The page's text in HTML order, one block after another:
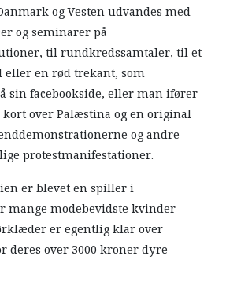
og Vesten udvandes med
og seminarer på
til rundkredssamtaler, til et
en rød trekant, som
sin facebookside, eller man ifører
over Palæstina og en original
og andre
protestmanifestationer.
er blevet en spiller i
mange modebevidste kvinder
er egentlig klar over
deres over 3000 kroner dyre